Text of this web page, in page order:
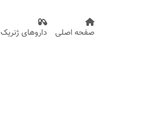
صفحه اصلی داروهای ژنریک